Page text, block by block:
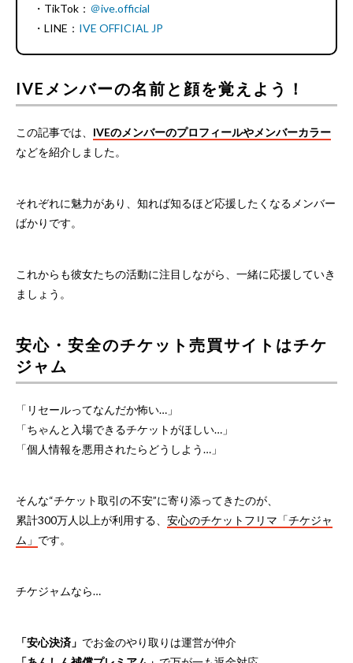
・TikTok： ＠ive.official
・LINE： IVE OFFICIAL JP
IVEメンバーの名前と顔を覚えよう！
この記事では、 IVEのメンバーのプロフィールやメンバーカラー
などを紹介しました。
それぞれに魅力があり、知れば知るほど応援したくなるメンバー
ばかりです。
これからも彼女たちの活動に注目しながら、一緒に応援していき
ましょう。
安心・安全のチケット売買サイトはチケ
ジャム
「リセールってなんだか怖い…」
「ちゃんと入場できるチケットがほしい…」
「個人情報を悪用されたらどうしよう…」
そんな“チケット取引の不安”に寄り添ってきたのが、
累計300万人以上が利用する、 安心のチケットフリマ「チケジャ
ム」 です。
チケジャムなら…
「安心決済」 でお金のやり取りは運営が仲介